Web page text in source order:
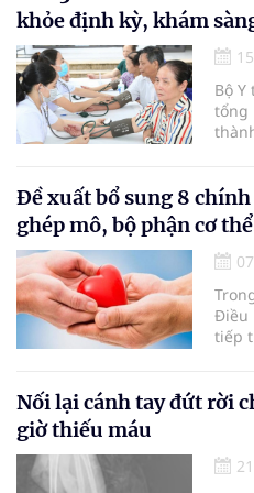
khỏe định kỳ, khám
Bộ
tổng
30%
sức
Đề xuất bổ sung 8
ghép mô, bộ phận cơ
Điều
tiếp
quy
hiến
Nối lại cánh tay đứt rời
giờ thiếu máu